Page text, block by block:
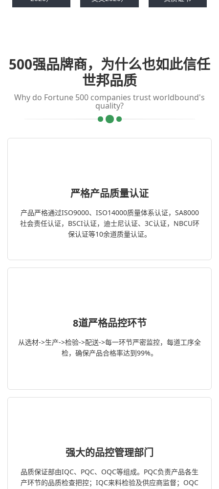
500强品牌商，为什么也如此信任
世邦品质
Why do Fortune 500 companies trust worldbound's
quality?
严格产品质量认证
产品严格通过ISO9000、ISO14000质量体系认证，SA8000
社会责任认证，BSCI认证，迪士尼认证、3C认证，NBCU环
保认证等10余道质量认证。
8道严格品控环节
从选材->生产->检验->配送->每一环节严密监控，每道工序全
检，确保产品合格率达到99%。
强大的品控管理部门
品质保证部由IQC、PQC、OQC等组成。PQC负责产品各生
产环节的品质检查把控；IQC来料检验及供应商监督；OQC